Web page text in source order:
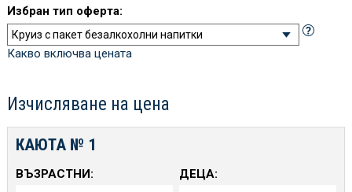
Избран тип оферта:
Какво включва цената
Изчисляване на цена
КАЮТА № 1
ВЪЗРАСТНИ: ДЕЦА: